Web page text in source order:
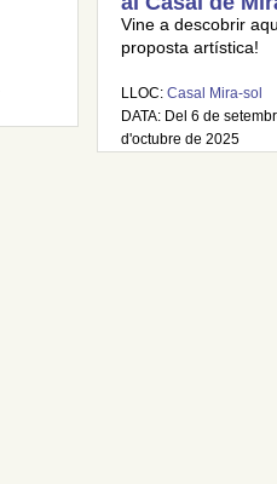
Vine a descobrir
proposta artística!
LLOC:Casal Mira-sol
DATA: Del 6 de
d'octubre de 2025